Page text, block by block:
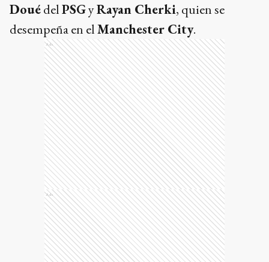
DouédelPSGyRayan Cherki, quien se
desempeña en elManchester City.
Ads
Ads